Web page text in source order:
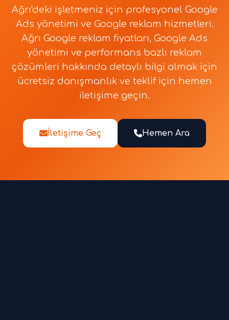
Ağrı'deki işletmeniz için profesyonel Google
Ads yönetimi ve Google reklam hizmetleri.
Ağrı Google reklam fiyatları, Google Ads
yönetimi ve performans bazlı reklam
çözümleri hakkında detaylı bilgi almak için
ücretsiz danışmanlık ve teklif için hemen
iletişime geçin.
İletişime Geç Hemen Ara